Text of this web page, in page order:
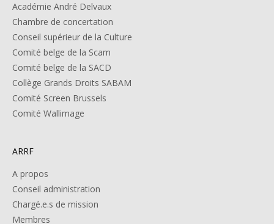
Académie André Delvaux
Chambre de concertation
Conseil supérieur de la Culture
Comité belge de la Scam
Comité belge de la SACD
Collège Grands Droits SABAM
Comité Screen Brussels
Comité Wallimage
ARRF
A propos
Conseil administration
Chargé.e.s de mission
Membres